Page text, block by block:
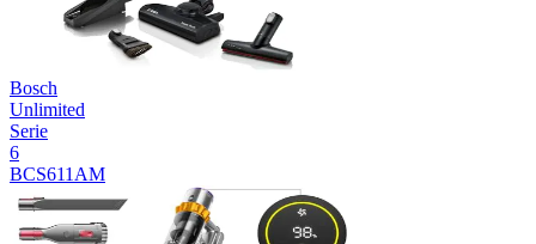
Bosch
Unlimited
Serie
6
BCS611AM